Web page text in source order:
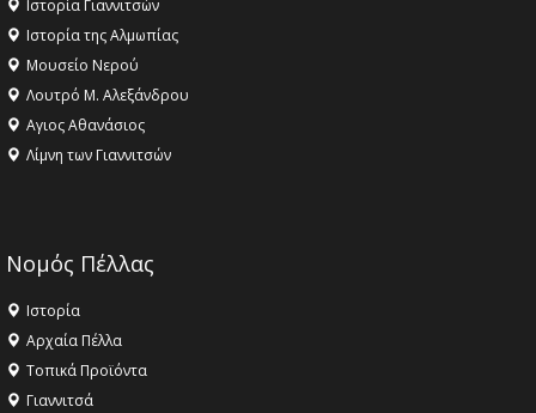
Ιστορία Γιαννιτσών
Ιστορία της Αλμωπίας
Μουσείο Νερού
Λουτρό Μ. Αλεξάνδρου
Αγιος Αθανάσιος
Λίμνη των Γιαννιτσών
Νομός Πέλλας
Ιστορία
Αρχαία Πέλλα
Τοπικά Προϊόντα
Γιαννιτσά